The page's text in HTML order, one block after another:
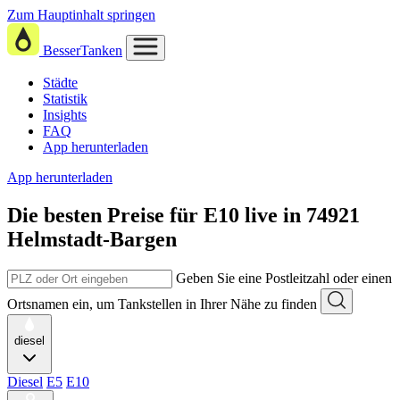
Zum Hauptinhalt springen
BesserTanken
Städte
Statistik
Insights
FAQ
App herunterladen
App herunterladen
Die besten Preise für E10 live in 74921
Helmstadt-Bargen
Geben Sie eine Postleitzahl oder einen
Ortsnamen ein, um Tankstellen in Ihrer Nähe zu finden
diesel
Diesel E5 E10